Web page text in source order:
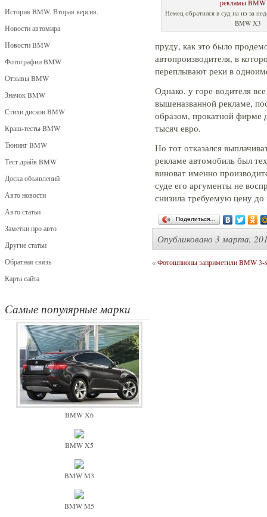
История BMW. Вторая версия.
Новости автомира
Новости BMW
Фотографии BMW
Отзывы BMW
Значок BMW
Стили дисков BMW
Краш-тесты BMW
Тюнинг BMW
Тест драйв BMW
Доска объявлений
Авто новости
Авто статьи
Заметки про авто
Другие статьи
Обратная связь
Карта сайта
Самые популярные марки
BMW X6
BMW X5
BMW M3
BMW M5
Немец обратился в суд на из-за
BMW X3
пруду, как это было
автопроизводителя, в
переплывают реки в
Однако, у горе-водителя
вышеназванной рекламе,
образом, прокатной фирме
тысяч евро.
Но тот отказался
рекламе автомобиль был
виноват именно
суде его аргументы не
снизила требуемую цену
Поделиться…
Опубликовано 3 марта,
«Фотошпионы заприметили BMW 3-